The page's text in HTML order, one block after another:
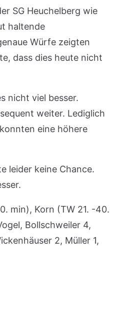
SG Heuchelberg wie
haltende
Würfe zeigten
dass dies heute nicht
nicht viel besser.
weiter. Lediglich
eine höhere
leider keine Chance.
min), Korn (TW 21. -40.
Bollschweiler 4,
2, Müller 1,